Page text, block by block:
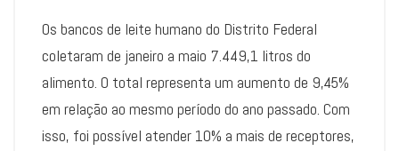
Os bancos de leite humano do Distrito Federal
coletaram de janeiro a maio 7.449,1 litros do
alimento. O total representa um aumento de 9,45%
em relação ao mesmo período do ano passado. Com
isso, foi possível atender 10% a mais de receptores,